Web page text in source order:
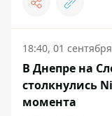
18:40, 01
В Днепре на
столкнулись
момента